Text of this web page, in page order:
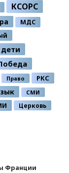
КСОРС
МДС
Право РКС
СМИ
Церковь
Франции